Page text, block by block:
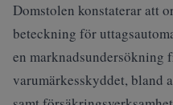
Domstolen konstaterar att
beteckning för
en marknadsundersökning
varumärkesskyddet, bland